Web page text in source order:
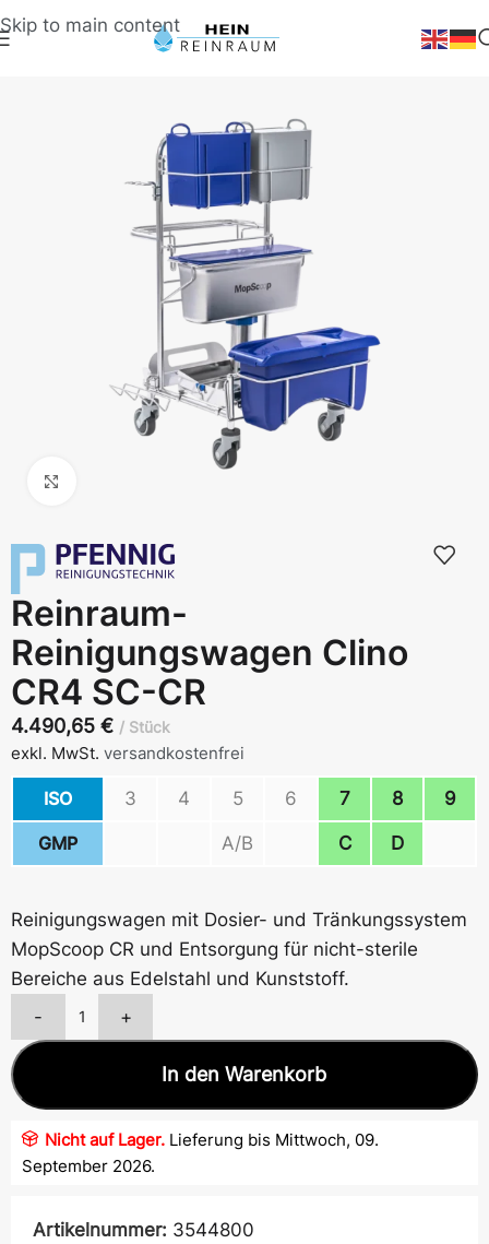
Skip to main content
Reinraum-
Reinigungswagen Clino
CR4 SC-CR
4.490,65 € Stück
exkl. MwSt. versandkostenfrei
ISO 3 4 5 6 7 8 9
GMP A/B C D
Reinigungswagen mit Dosier- und Tränkungssystem
MopScoop CR und Entsorgung für nicht-sterile
Bereiche aus Edelstahl und Kunststoff.
-
+
In den Warenkorb
Nicht auf Lager. Lieferung bis Mittwoch, 09.
September 2026.
Artikelnummer: 3544800